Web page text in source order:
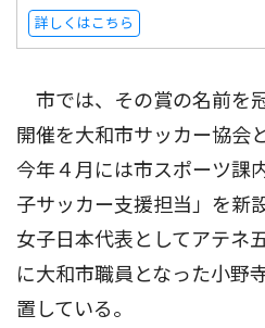
詳しくはこちら
市では、その賞の名前を
開催を大和市サッカー協会
今年４月には市スポーツ課
子サッカー支援担当」を新
女子日本代表としてアテネ
に大和市職員となった小野
置している。